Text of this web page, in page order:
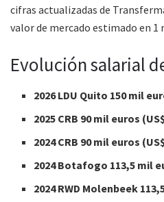
cifras actualizadas de
valor de mercado estimado en 1
Evolución salarial
2026 LDU Quito 150 mil
2025 CRB 90 mil euros
2024 CRB 90 mil euros
2024 Botafogo 113,5 mil
2024 RWD Molenbeek